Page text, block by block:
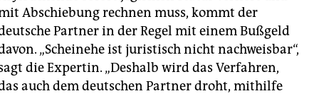
Abschiebung rechnen muss, kommt der
Partner in der Regel mit einem Bußgeld
„Scheinehe ist juristisch nicht nachweisbar“,
die Expertin. „Deshalb wird das Verfahren,
auch dem deutschen Partner droht, mithilfe